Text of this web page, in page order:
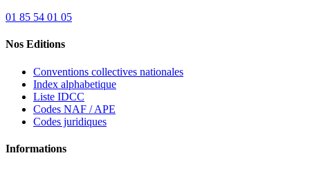
01 85 54 01 05
Nos Editions
Conventions collectives nationales
Index alphabetique
Liste IDCC
Codes NAF / APE
Codes juridiques
Informations